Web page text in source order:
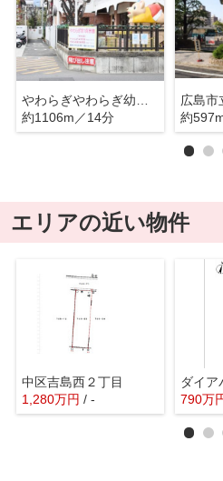
約1106m／14分
広島市
約
エリアの近い物件
中区吉島西２丁目
1,280万円 / -
ダイア
790万